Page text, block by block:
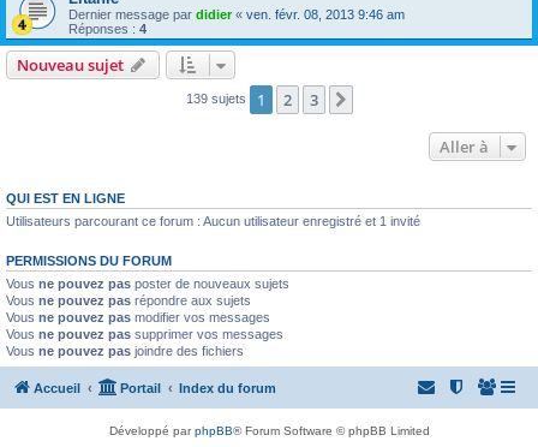
Dernier message par didier« ven. févr. 08, 2013 9:46 am
Réponses : 4
Nouveau sujet
139 sujets 1 2 3
Aller à
QUI EST EN LIGNE
Utilisateurs parcourant ce forum : Aucun utilisateur enregistré et 1 invité
PERMISSIONS DU FORUM
Vous ne pouvez pas poster de nouveaux sujets
Vous ne pouvez pas répondre aux sujets
Vous ne pouvez pas modifier vos messages
Vous ne pouvez pas supprimer vos messages
Vous ne pouvez pas joindre des fichiers
Accueil Portail Index du forum
Développé parphpBB® Forum Software © phpBB Limited